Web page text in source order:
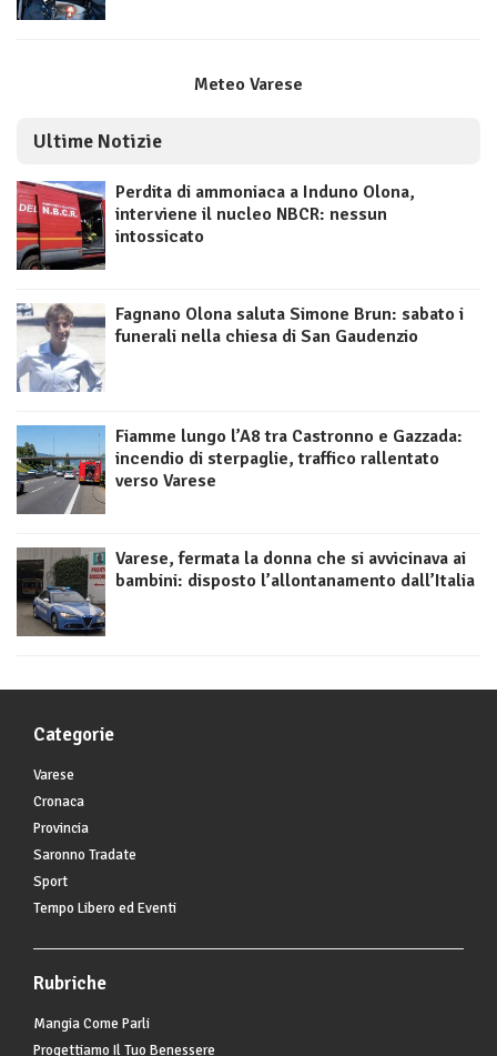
Meteo Varese
Ultime Notizie
Perdita di ammoniaca a Induno Olona,
interviene il nucleo NBCR: nessun
intossicato
Fagnano Olona saluta Simone Brun: sabato i
funerali nella chiesa di San Gaudenzio
Fiamme lungo l’A8 tra Castronno e Gazzada:
incendio di sterpaglie, traffico rallentato
verso Varese
Varese, fermata la donna che si avvicinava ai
bambini: disposto l’allontanamento dall’Italia
Categorie
Varese
Cronaca
Provincia
Saronno Tradate
Sport
Tempo Libero ed Eventi
Rubriche
Mangia Come Parli
Progettiamo Il Tuo Benessere